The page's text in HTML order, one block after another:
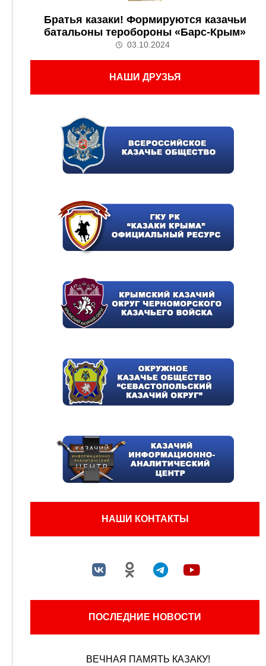
Братья казаки! Формируются казачьи
батальоны теробороны «Барс-Крым»
03.10.2024
НАШИ ДРУЗЬЯ
НАШИ КОНТАКТЫ
ПОСЛЕДНИЕ НОВОСТИ
ВЕЧНАЯ ПАМЯТЬ КАЗАКУ!